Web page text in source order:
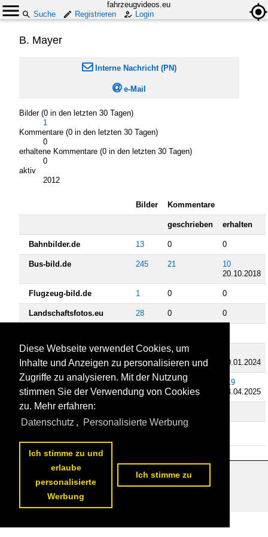
fahrzeugvideos.eu
Suche
Registrieren Login
B. Mayer
 Interne Nachricht (PN)
e-Mail
Bilder (0 in den letzten 30 Tagen)
1
Kommentare (0 in den letzten 30 Tagen)
0
erhaltene Kommentare (0 in den letzten 30 Tagen)
0
aktiv
2012
Bilder Kommentare
geschrieben erhalten
Bahnbilder.de 13 0 0
Bus-bild.de 245 21
10
20.10.2018
Flugzeug-bild.de 1 0 0
Landschaftsfotos.eu 28 0 0
Staedte-fotos.de 372 5
10.01.2024
Fahrzeugbilder.de 16275 188
219
04.04.2025
Datenschutzerklärung
Diese Webseite verwendet Cookies, um
Inhalte und Anzeigen zu personalisieren und
Zugriffe zu analysieren. Mit der Nutzung
stimmen Sie der Verwendung von Cookies
zu. Mehr erfahren:
Datenschutz , Personalisierte Werbung
Ich stimme zu und
erlaube
personalisierte
Werbung
Ich stimme zu